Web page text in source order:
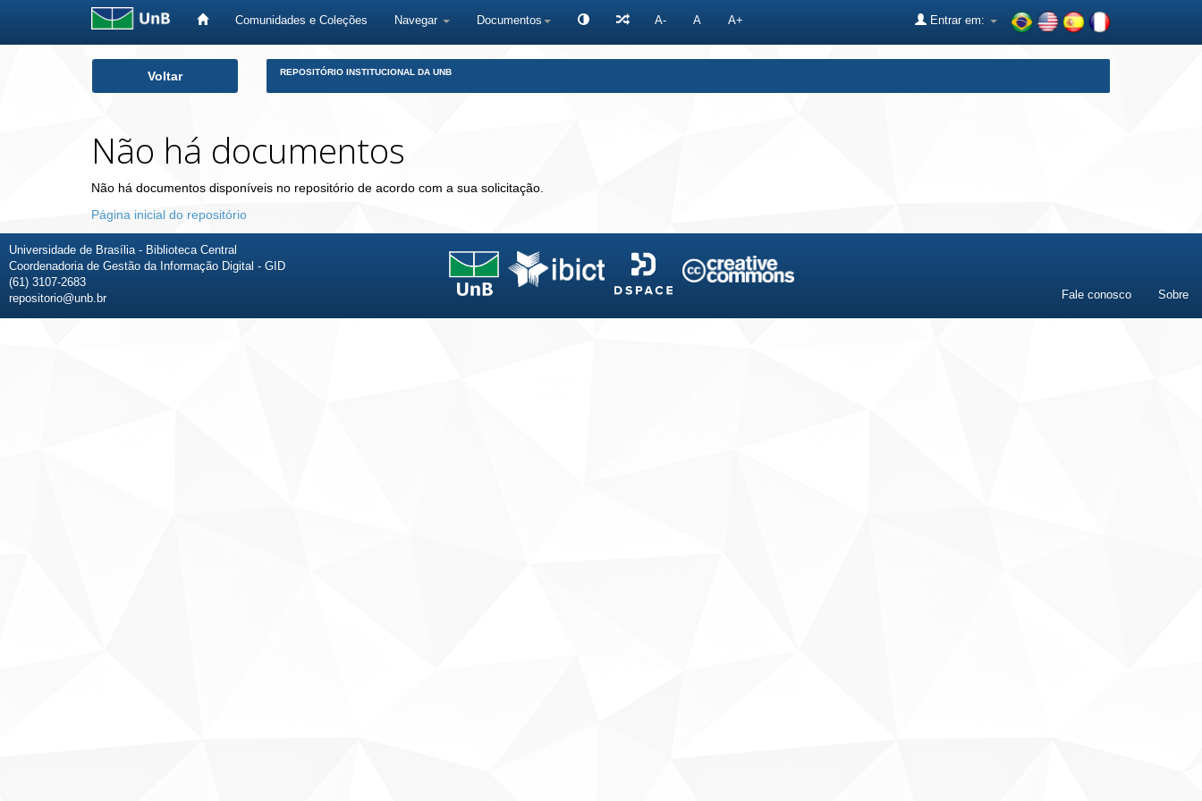
Comunidades e Coleções Navegar Documentos A- A A+ Entrar em:
Voltar REPOSITÓRIO INSTITUCIONAL DA UNB
Não há documentos
Não há documentos disponíveis no repositório de acordo com a sua solicitação.
Página inicial do repositório
Universidade de Brasília - Biblioteca Central
Coordenadoria de Gestão da Informação Digital - GID
(61) 3107-2683
repositorio@unb.br
Fale conosco Sobre